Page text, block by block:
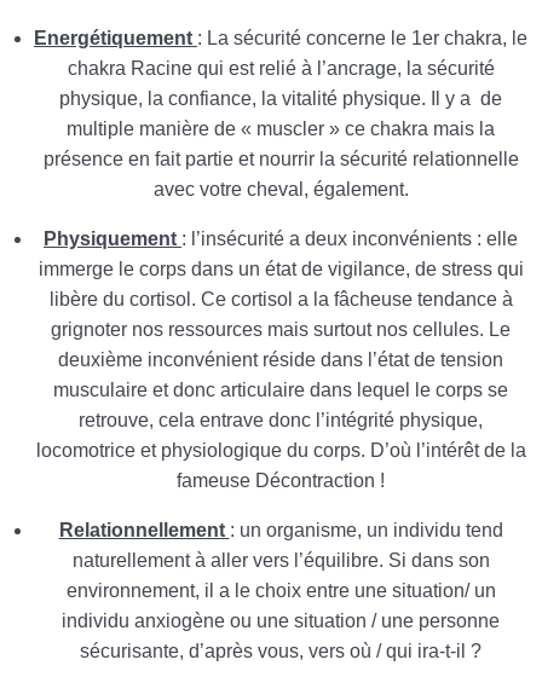
Energétiquement : La sécurité concerne le 1er chakra, le
chakra Racine qui est relié à l’ancrage, la sécurité
physique, la confiance, la vitalité physique. Il y a de
multiple manière de « muscler » ce chakra mais la
présence en fait partie et nourrir la sécurité relationnelle
avec votre cheval, également.
Physiquement : l’insécurité a deux inconvénients : elle
immerge le corps dans un état de vigilance, de stress qui
libère du cortisol. Ce cortisol a la fâcheuse tendance à
grignoter nos ressources mais surtout nos cellules. Le
deuxième inconvénient réside dans l’état de tension
musculaire et donc articulaire dans lequel le corps se
retrouve, cela entrave donc l’intégrité physique,
locomotrice et physiologique du corps. D’où l’intérêt de la
fameuse Décontraction !
Relationnellement : un organisme, un individu tend
naturellement à aller vers l’équilibre. Si dans son
environnement, il a le choix entre une situation/ un
individu anxiogène ou une situation / une personne
sécurisante, d’après vous, vers où / qui ira-t-il ?